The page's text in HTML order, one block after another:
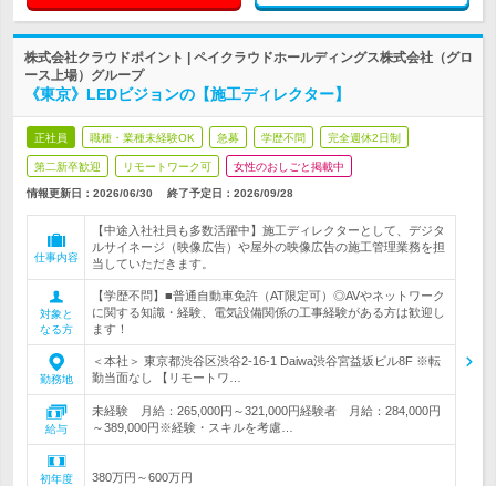
株式会社クラウドポイント | ペイクラウドホールディングス株式会社（グロ
ース上場）グループ
《東京》LEDビジョンの【施工ディレクター】
正社員 職種・業種未経験OK 急募 学歴不問 完全週休2日制
第二新卒歓迎 リモートワーク可 女性のおしごと掲載中
情報更新日：2026/06/30 終了予定日： 2026/09/28
仕事内容
【中途入社社員も多数活躍中】施工ディレクターとして、デジタ
ルサイネージ（映像広告）や屋外の映像広告の施工管理業務を担
当していただきます。
対象と
なる方
【学歴不問】■普通自動車免許（AT限定可）◎AVやネットワーク
に関する知識・経験、電気設備関係の工事経験がある方は歓迎し
ます！
勤務地
＜本社＞ 東京都渋谷区渋谷2-16-1 Daiwa渋谷宮益坂ビル8F ※転
勤当面なし 【リモートワ…
給与
未経験 月給：265,000円～321,000円経験者 月給：284,000円
～389,000円※経験・スキルを考慮…
初年度
380万円～600万円